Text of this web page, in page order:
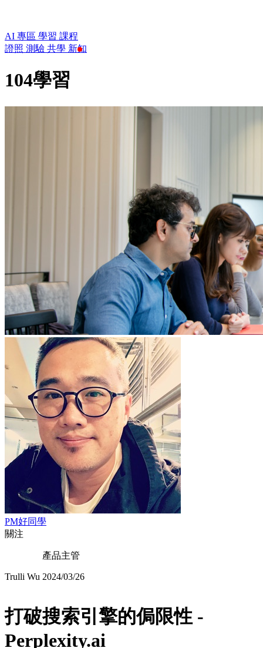
AI 專區 學習 課程
證照 測驗 共學 新知
104學習
PM好同學
關注
Trulli Wu
產品主管
2024/03/26
打破搜索引擎的侷限性 -
Perplexity.ai